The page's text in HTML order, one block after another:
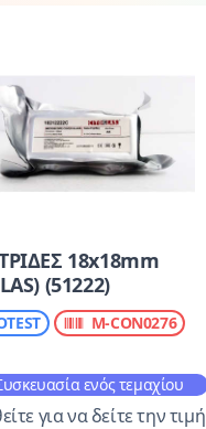
18x18mm
(51222)
M-CON0276
ενός τεμαχίου
για να δείτε την τιμή